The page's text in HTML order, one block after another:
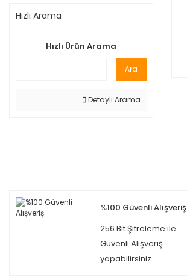
Hızlı Arama
Hızlı Ürün Arama
Ara
Detaylı Arama
%100 Güvenli Alışveriş
256 Bit Şifreleme ile
Güvenli Alışveriş
yapabilirsiniz.